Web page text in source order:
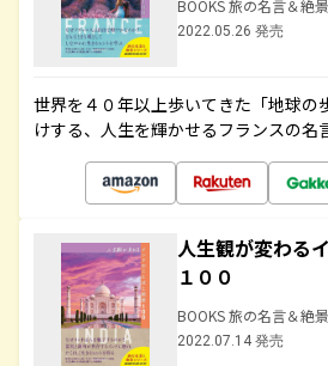
BOOKS 旅の名言＆絶景
2022.05.26 発売
世界を４０年以上歩いてきた「地球の
けする、人生を輝かせるフランスの名
人生観が変わる
１００
BOOKS 旅の名言＆絶景
2022.07.14 発売